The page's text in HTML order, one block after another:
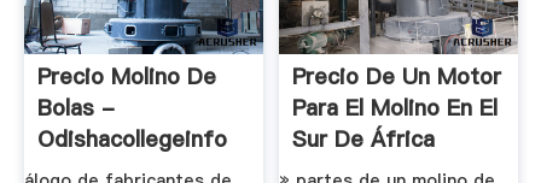
Precio Molino De
Bolas -
Odishacollegeinfo
Precio De Un Motor
Para El Molino En El
Sur De África